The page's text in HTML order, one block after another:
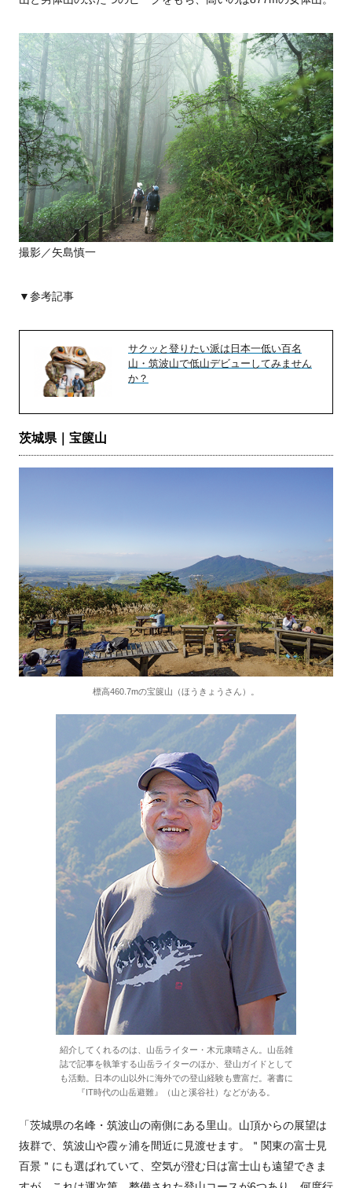
撮影／矢島慎一
▼参考記事
サクッと登りたい派は日本一低い百名
山・筑波山で低山デビューしてみません
か？
茨城県｜宝篋山
標高460.7mの宝篋山（ほうきょうさん）。
紹介してくれるのは、山岳ライター・木元康晴さん。山岳雑
誌で記事を執筆する山岳ライターのほか、登山ガイドとして
も活動。日本の山以外に海外での登山経験も豊富だ。著書に
『IT時代の山岳避難』（山と溪谷社）などがある。
「茨城県の名峰・筑波山の南側にある里山。山頂からの展望は
抜群で、筑波山や霞ヶ浦を間近に見渡せます。＂関東の富士見
百景＂にも選ばれていて、空気が澄む日は富士山も遠望できま